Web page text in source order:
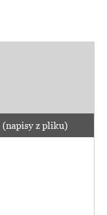
(napisy z pliku)